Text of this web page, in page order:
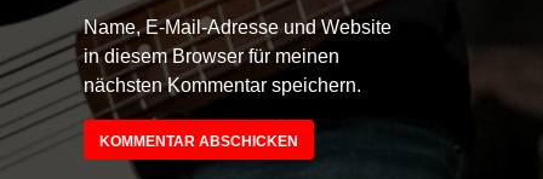
Name, E-Mail-Adresse und Website
in diesem Browser für meinen
nächsten Kommentar speichern.